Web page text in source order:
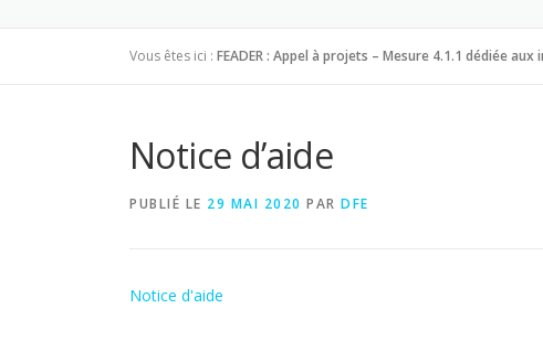
Vous êtes ici : FEADER : Appel à projets – Mesure 4.1.1 dédiée
Notice d’aide
PUBLIÉ LE 29 MAI 2020 PAR DFE
Notice d'aide